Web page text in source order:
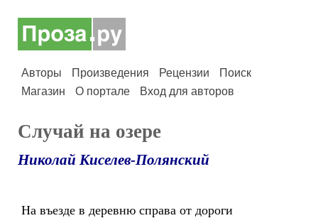
Авторы Произведения Рецензии
Поиск
Магазин
О портале Вход для авторов
Случай на озере
Николай Киселев-Полянский
На въезде в деревню справа от дороги